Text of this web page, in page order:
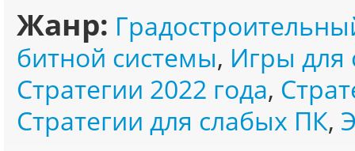
Жанр:
битной системы, Игры для
Стратегии 2022 года,
Стратегии для слабых ПК,